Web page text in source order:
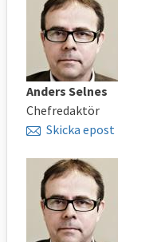
Anders Selnes
Chefredaktör
Skicka epost